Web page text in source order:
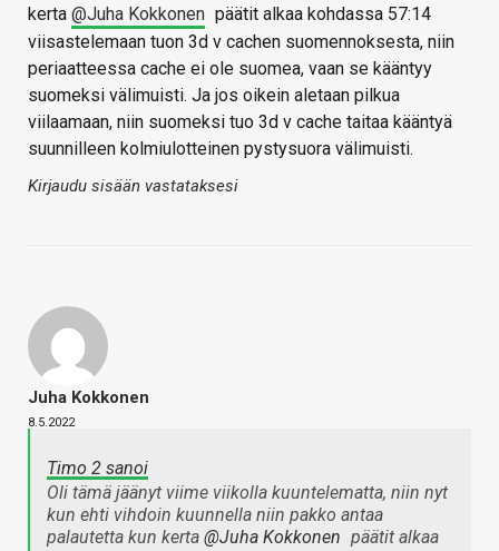
kerta @Juha Kokkonen päätit alkaa kohdassa 57:14
viisastelemaan tuon 3d v cachen suomennoksesta, niin
periaatteessa cache ei ole suomea, vaan se kääntyy
suomeksi välimuisti. Ja jos oikein aletaan pilkua
viilaamaan, niin suomeksi tuo 3d v cache taitaa kääntyä
suunnilleen kolmiulotteinen pystysuora välimuisti.
Kirjaudu sisään vastataksesi
Juha Kokkonen
8.5.2022
Timo 2 sanoi
Oli tämä jäänyt viime viikolla kuuntelematta, niin nyt
kun ehti vihdoin kuunnella niin pakko antaa
palautetta kun kerta @Juha Kokkonen päätit alkaa